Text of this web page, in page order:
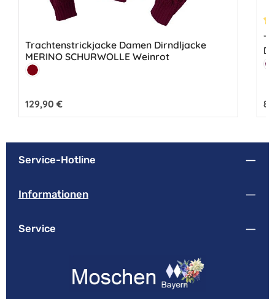
Trachtenstrickjacke Damen Dirndljacke
MERINO SCHURWOLLE Weinrot
Farbe:
Bordeaux
Regulärer Preis:
129,90 €
Service-Hotline
Informationen
Service